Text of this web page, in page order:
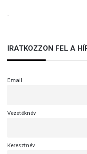
.
IRATKOZZON FEL A
Email
Vezetéknév
Keresztnév